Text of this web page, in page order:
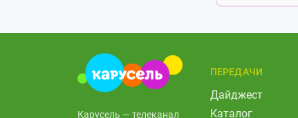
Карусель — телеканал
ПЕРЕДАЧИ
Дайджест
Каталог